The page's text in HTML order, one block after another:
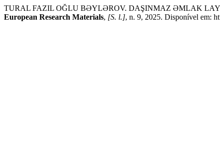
TURAL FAZIL OĞLU BƏYLƏROV. DAŞINMAZ ƏMLAK
European Research Materials, [S. l.], n. 9, 2025. Disponível em: